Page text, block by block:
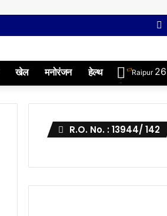
खेल मनोरंजन हेल्थ Raipur 26
R.O. No. : 13944/ 142